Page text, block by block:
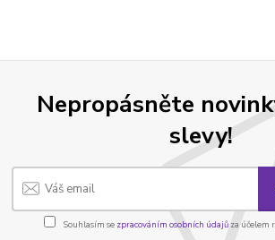
Nepropásněte
slevy!
Souhlasím se zpracováním osobních údajůza účelem